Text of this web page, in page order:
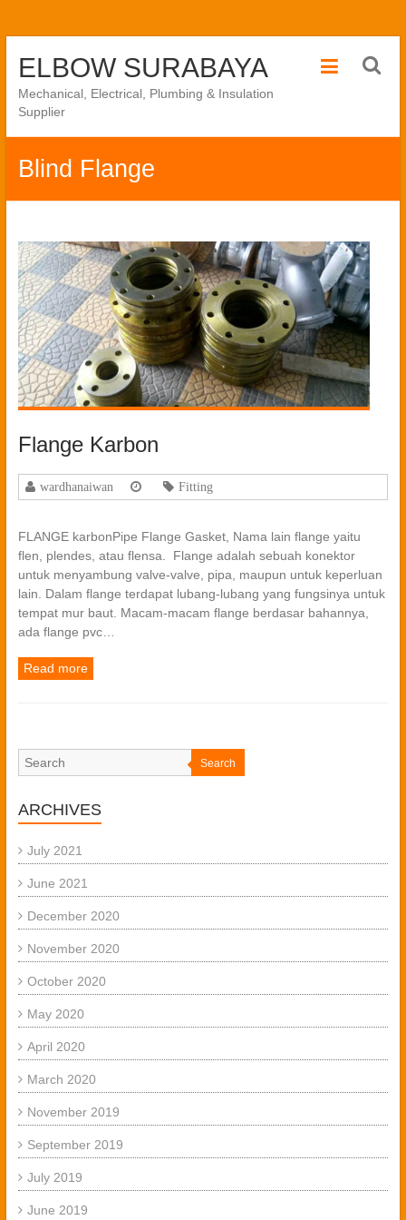
ELBOW SURABAYA
Mechanical, Electrical, Plumbing & Insulation
Supplier
Blind Flange
Flange Karbon
wardhanaiwan Fitting
FLANGE karbonPipe Flange Gasket, Nama lain flange yaitu
flen, plendes, atau flensa. Flange adalah sebuah konektor
untuk menyambung valve-valve, pipa, maupun untuk keperluan
lain. Dalam flange terdapat lubang-lubang yang fungsinya untuk
tempat mur baut. Macam-macam flange berdasar bahannya,
ada flange pvc…
Read more
Search
ARCHIVES
July 2021
June 2021
December 2020
November 2020
October 2020
May 2020
April 2020
March 2020
November 2019
September 2019
July 2019
June 2019